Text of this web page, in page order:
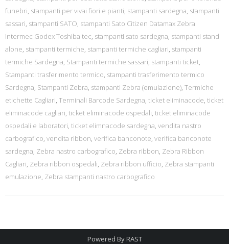
funebri, stampanti per vivai fiori e pianti, stampanti sardegna, stampanti
sassari, stampanti SATO, stampanti Sato Citizen Datamax Zebra
Intermec Godex Toshiba tec, stampanti sato sardegna, stampanti stand
alone, stampanti termiche, stampanti termiche cagliari, stampanti
termiche Sardegna, Stampanti termiche sassari, stampanti ticket,
Stampanti trasferimento termico, stampanti trasferimento termico
Sardegna, Stampanti Zebra, stampanti Zebra (emulazione), Termiche
etichette Cagliari, Terminali Barcode Sardegna, ticket eliminacode, ticket
eliminacode cagliari, ticket eliminacode ospedali, ticket eliminacode
ospedali e laboratori, ticket elimnacode sardegna, vendita nastro
carbografico, vendita ribbon, verifica banconote, verifica banconote
sardegna, Zebra nastro carbografico, Zebra ribbon, Zebra Ribbon
Cagliari, Zebra ribbon ospedali, Zebra ribbon ufficio, Zebra stampanti
emulazione, Zebra stampanti nastro carbografico
Powered ByRAST